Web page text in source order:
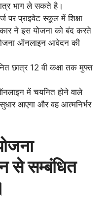
भाग ले सकते है।
पर प्राइवेट स्कूल में शिक्षा
ने इस योजना को बंद करते
योजना ऑनलाइन आवेदन की
छात्र 12 वी कक्षा तक मुफ्त
में चयनित होने वाले
आएगा और वह आत्मनिर्भर
से सम्बंधित